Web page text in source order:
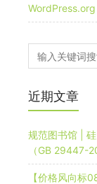
WordPress.org
近期文章
规范图书馆 |
（GB 29447-
【价格风向标